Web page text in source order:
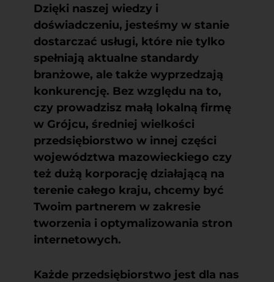
Dzięki naszej wiedzy i
doświadczeniu, jesteśmy w stanie
dostarczać usługi, które nie tylko
spełniają aktualne standardy
branżowe, ale także wyprzedzają
konkurencję. Bez względu na to,
czy prowadzisz małą lokalną firmę
w Grójcu, średniej wielkości
przedsiębiorstwo w innej części
województwa mazowieckiego czy
też dużą korporację działającą na
terenie całego kraju, chcemy być
Twoim partnerem w zakresie
tworzenia i optymalizowania stron
internetowych.
Każde przedsiębiorstwo jest dla nas